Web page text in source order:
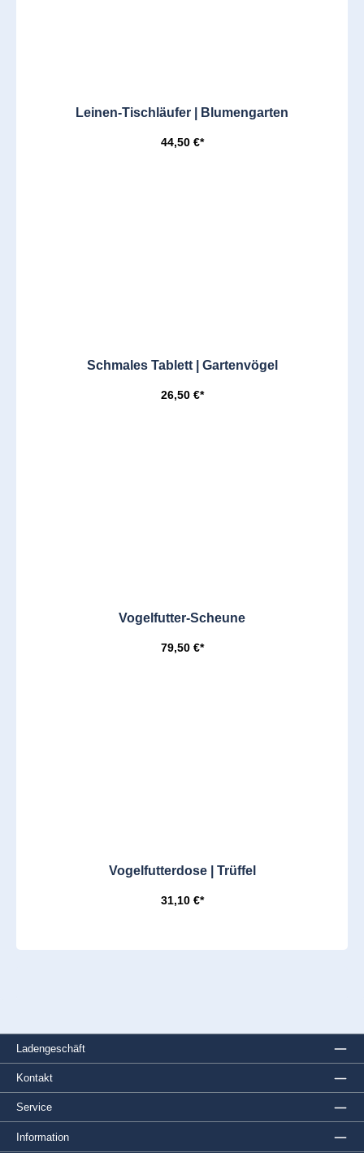
Leinen-Tischläufer | Blumengarten
44,50 €*
Schmales Tablett | Gartenvögel
26,50 €*
Vogelfutter-Scheune
79,50 €*
Vogelfutterdose | Trüffel
31,10 €*
Ladengeschäft
Service
Information
Kontakt